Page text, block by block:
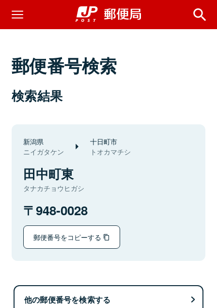
郵便番号検索
検索結果
新潟県
ニイガタケン
十日町市
トオカマチシ
田中町東
タナカチョウヒガシ
948-0028
郵便番号をコピーする
他の郵便番号を検索する